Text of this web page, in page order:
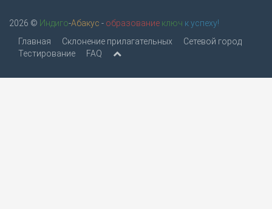
2026 © Индиго-Абакус - образование ключ к успеху!
Главная
Склонение прилагательных
Сетевой город
Тестирование
FAQ